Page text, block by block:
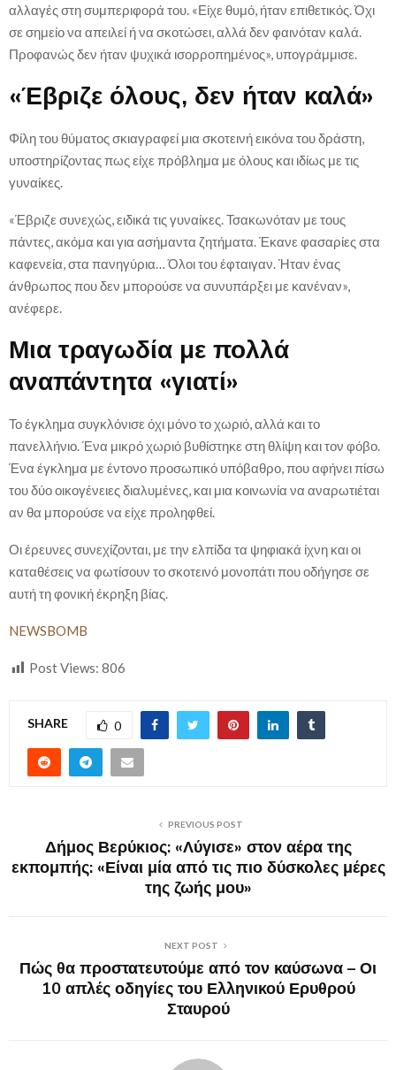
αλλαγές στη συμπεριφορά του. «Είχε θυμό, ήταν επιθετικός. Όχι
σε σημείο να απειλεί ή να σκοτώσει, αλλά δεν φαινόταν καλά.
Προφανώς δεν ήταν ψυχικά ισορροπημένος», υπογράμμισε.
«Έβριζε όλους, δεν ήταν καλά»
Φίλη του θύματος σκιαγραφεί μια σκοτεινή εικόνα του δράστη,
υποστηρίζοντας πως είχε πρόβλημα με όλους και ιδίως με τις
γυναίκες.
«Έβριζε συνεχώς, ειδικά τις γυναίκες. Τσακωνόταν με τους
πάντες, ακόμα και για ασήμαντα ζητήματα. Έκανε φασαρίες στα
καφενεία, στα πανηγύρια… Όλοι του έφταιγαν. Ήταν ένας
άνθρωπος που δεν μπορούσε να συνυπάρξει με κανέναν»,
ανέφερε.
Μια τραγωδία με πολλά
αναπάντητα «γιατί»
Το έγκλημα συγκλόνισε όχι μόνο το χωριό, αλλά και το
πανελλήνιο. Ένα μικρό χωριό βυθίστηκε στη θλίψη και τον φόβο.
Ένα έγκλημα με έντονο προσωπικό υπόβαθρο, που αφήνει πίσω
του δύο οικογένειες διαλυμένες, και μια κοινωνία να αναρωτιέται
αν θα μπορούσε να είχε προληφθεί.
Οι έρευνες συνεχίζονται, με την ελπίδα τα ψηφιακά ίχνη και οι
καταθέσεις να φωτίσουν το σκοτεινό μονοπάτι που οδήγησε σε
αυτή τη φονική έκρηξη βίας.
NEWSBOMB
Post Views: 806
SHARE 0
PREVIOUS POST
Δήμος Βερύκιος: «Λύγισε» στον αέρα της
εκπομπής: «Είναι μία από τις πιο δύσκολες μέρες
της ζωής μου»
NEXT POST
Πώς θα προστατευτούμε από τον καύσωνα – Οι
10 απλές οδηγίες του Ελληνικού Ερυθρού
Σταυρού